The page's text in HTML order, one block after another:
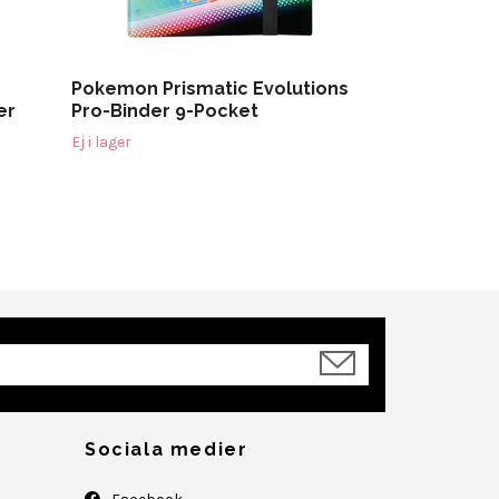
Pokemon Prismatic Evolutions
Pro-Binder 9-Pocket
Ej i lager
Sociala medier